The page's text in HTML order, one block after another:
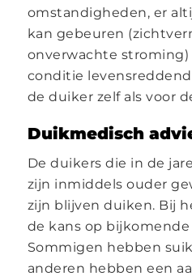
omstandigheden, er
kan gebeuren
onverwachte stroming)
conditie
de duiker zelf als voor
Duikmedisch
De duikers die in de
zijn inmiddels ouder
zijn blijven duiken. Bij
de kans op
Sommigen hebben
anderen hebben een